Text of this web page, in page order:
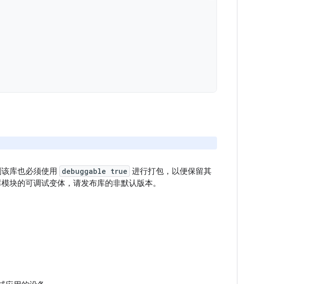
库也必须使用 debuggable true 进行打包，以便保留其
块的可调试变体，请发布库的非默认版本。